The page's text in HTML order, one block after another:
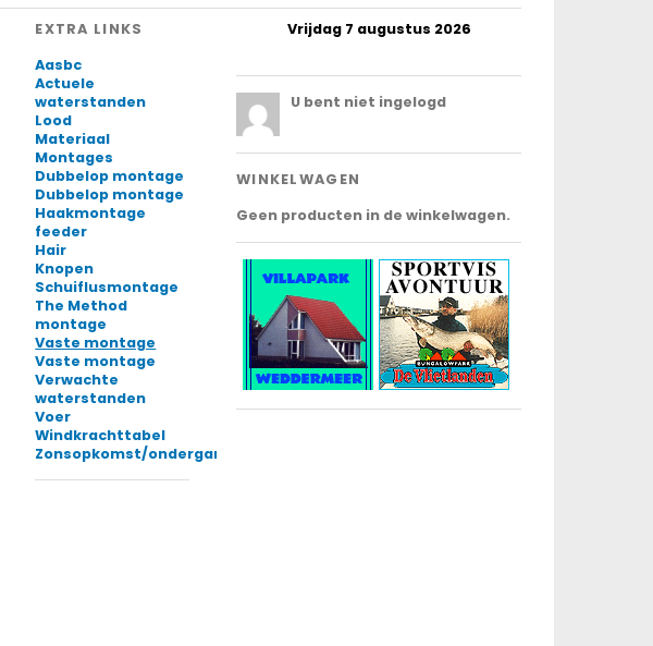
EXTRA LINKS
Aasbc
Actuele
waterstanden
Lood
Materiaal
Montages
Dubbelop montage
Dubbelop montage
Haakmontage
feeder
Hair
Knopen
Schuiflusmontage
The Method
montage
Vaste montage
Vaste montage
Verwachte
waterstanden
Voer
Windkrachttabel
Zonsopkomst/ondergang
Vrijdag 7 augustus 2026
U bent niet ingelogd
WINKELWAGEN
Geen producten in de winkelwagen.